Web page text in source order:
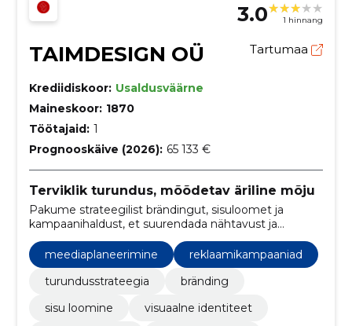
3.0 1 hinnang
TAIMDESIGN OÜ Tartumaa
Krediidiskoor: Usaldusväärne
Maineskoor: 1870
Töötajaid: 1
Prognooskäive (2026): 65 133 €
Terviklik turundus, mõõdetav äriline mõju
Pakume strateegilist brändingut, sisuloomet ja
kampaanihaldust, et suurendada nähtavust ja
saavutada mõõdetav ärikasv.
meediaplaneerimine
reklaamikampaaniad
turundusstrateegia
bränding
sisu loomine
visuaalne identiteet